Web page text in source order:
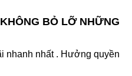
BỎ LỠ NHỮNG
nhanh nhất . Hưởng quyền